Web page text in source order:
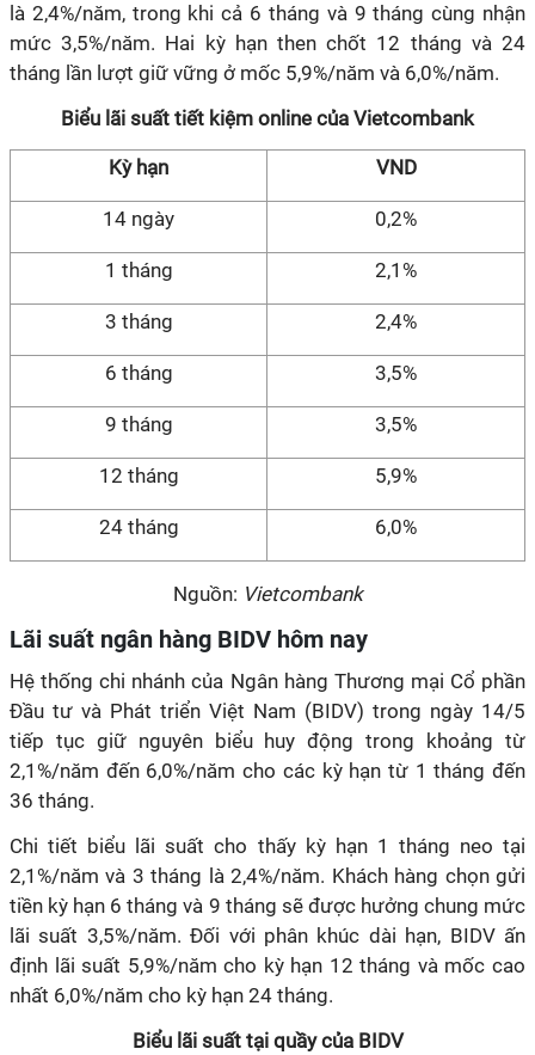
là 2,4%/năm, trong khi cả 6 tháng và 9 tháng cùng nhận
mức 3,5%/năm. Hai kỳ hạn then chốt 12 tháng và 24
tháng lần lượt giữ vững ở mốc 5,9%/năm và 6,0%/năm.
Biểu lãi suất tiết kiệm online của Vietcombank
Kỳ hạn VND
14 ngày 0,2%
1 tháng 2,1%
3 tháng 2,4%
6 tháng 3,5%
9 tháng 3,5%
12 tháng 5,9%
24 tháng 6,0%
Nguồn: Vietcombank
Lãi suất ngân hàng BIDV hôm nay
Hệ thống chi nhánh của Ngân hàng Thương mại Cổ phần
Đầu tư và Phát triển Việt Nam (BIDV) trong ngày 14/5
tiếp tục giữ nguyên biểu huy động trong khoảng từ
2,1%/năm đến 6,0%/năm cho các kỳ hạn từ 1 tháng đến
36 tháng.
Chi tiết biểu lãi suất cho thấy kỳ hạn 1 tháng neo tại
2,1%/năm và 3 tháng là 2,4%/năm. Khách hàng chọn gửi
tiền kỳ hạn 6 tháng và 9 tháng sẽ được hưởng chung mức
lãi suất 3,5%/năm. Đối với phân khúc dài hạn, BIDV ấn
định lãi suất 5,9%/năm cho kỳ hạn 12 tháng và mốc cao
nhất 6,0%/năm cho kỳ hạn 24 tháng.
Biểu lãi suất tại quầy của BIDV